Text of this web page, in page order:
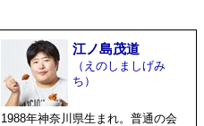
江ノ島茂道
（えのしましげみ
ち）
1988年神奈川県生まれ。普通の会